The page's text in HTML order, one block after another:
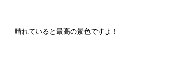
晴れていると最高の景色ですよ！